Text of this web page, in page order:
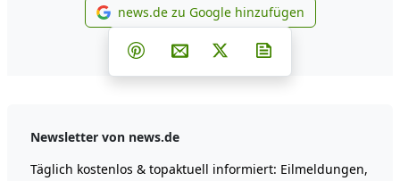
news.de zu Google
news.de zu Google hinzufügen
Teilen auf Facebook
Teilen auf Whatsapp
Teilen auf Telegram
Teilen auf Pinterest
Per E-Mail teilen
Post auf X
Newsletter von news.de
Täglich kostenlos & topaktuell informiert: Eilmeldungen,